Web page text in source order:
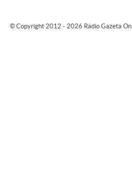
© Copyright 2012 - 2026 Rádio Gazeta